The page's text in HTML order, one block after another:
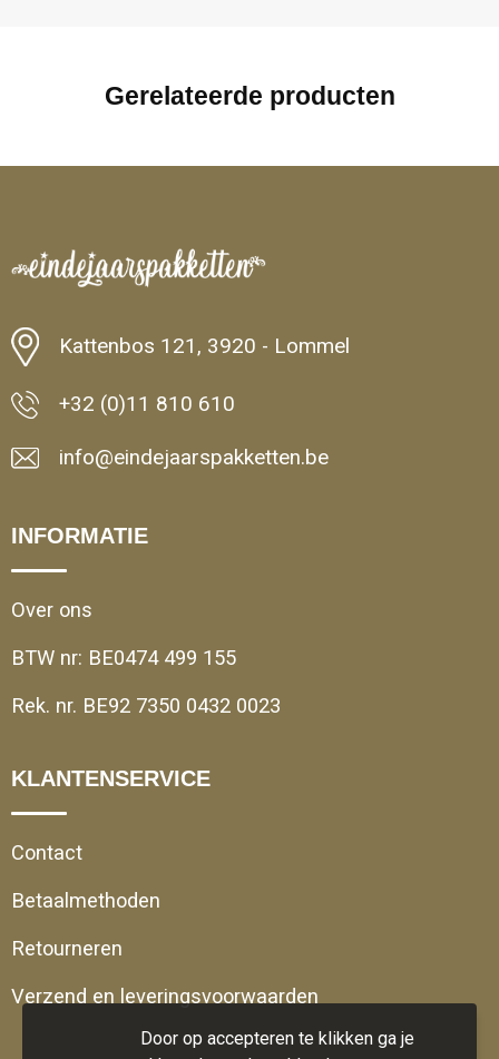
Gerelateerde producten
Kattenbos 121, 3920 - Lommel
+32 (0)11 810 610
info@eindejaarspakketten.be
INFORMATIE
Over ons
BTW nr: BE0474 499 155
Rek. nr. BE92 7350 0432 0023
KLANTENSERVICE
Contact
Betaalmethoden
Retourneren
Verzend en leveringsvoorwaarden
Door op accepteren te klikken ga je